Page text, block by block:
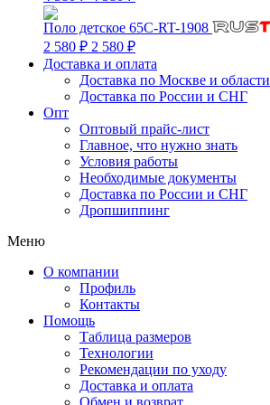
Поло детское 65C-RT-1908
2 580 ₽ 2 580 ₽
Доставка и оплата
Доставка по Москве и области
Доставка по России и СНГ
Опт
Оптовый прайс-лист
Главное, что нужно знать
Условия работы
Необходимые документы
Доставка по России и СНГ
Дропшиппинг
Меню
О компании
Профиль
Контакты
Помощь
Таблица размеров
Технологии
Рекомендации по уходу
Доставка и оплата
Обмен и возврат